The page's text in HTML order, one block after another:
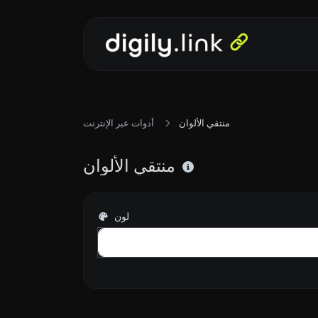
أدوات عبر الإنترنت منتقي الألوان
منتقي الألوان
لون